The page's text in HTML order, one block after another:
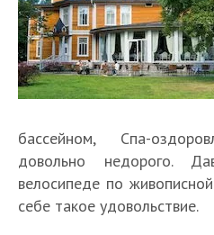
бассейном, Спа-
довольно недорого.
велосипеде по
себе такое удовольствие.